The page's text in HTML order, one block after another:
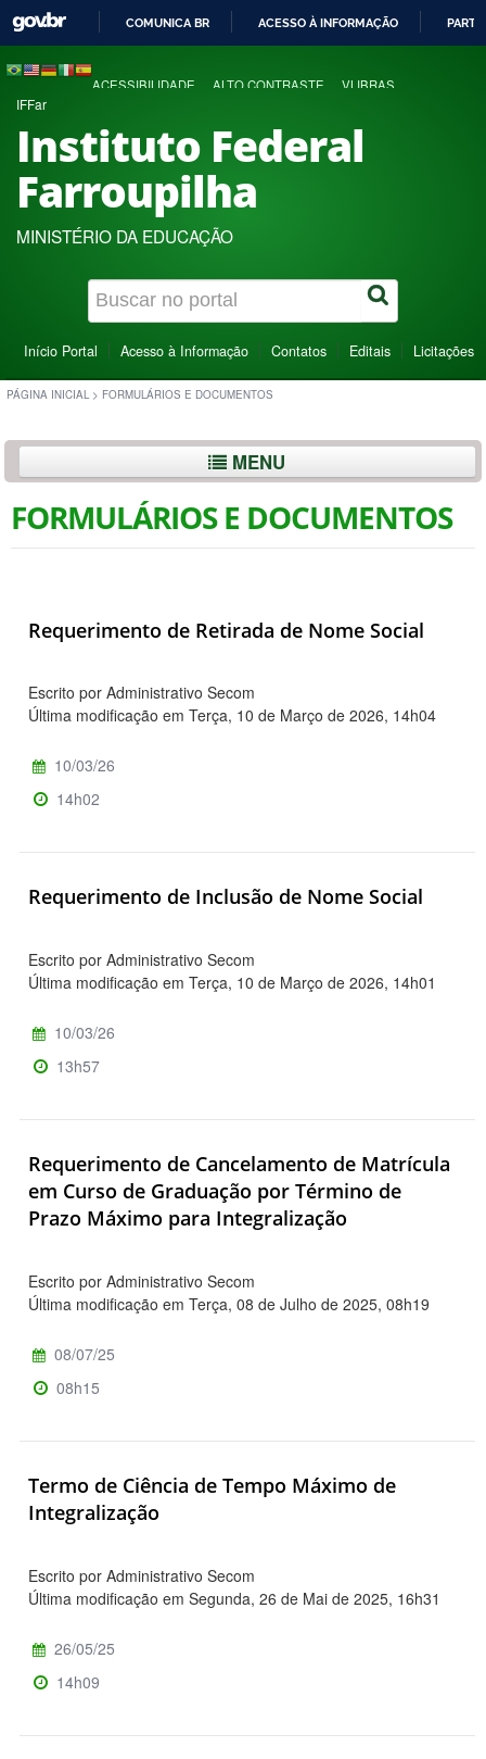
COMUNICA BR ACESSO À INFORMAÇÃO
ACESSIBILIDADE ALTO CONTRASTE VLIBRAS
IFFar
Instituto Federal
Farroupilha
MINISTÉRIO DA EDUCAÇÃO
Início Portal Acesso à Informação Contatos Editais Licitações
PÁGINA INICIAL > FORMULÁRIOS E DOCUMENTOS
MENU
FORMULÁRIOS E DOCUMENTOS
Requerimento de Retirada de Nome Social
Escrito por Administrativo Secom
Última modificação em Terça, 10 de Março de 2026, 14h04
10/03/26
14h02
Requerimento de Inclusão de Nome Social
Escrito por Administrativo Secom
Última modificação em Terça, 10 de Março de 2026, 14h01
10/03/26
13h57
Requerimento de Cancelamento de Matrícula
em Curso de Graduação por Término de
Prazo Máximo para Integralização
Escrito por Administrativo Secom
Última modificação em Terça, 08 de Julho de 2025, 08h19
08/07/25
08h15
Termo de Ciência de Tempo Máximo de
Integralização
Escrito por Administrativo Secom
Última modificação em Segunda, 26 de Mai de 2025, 16h31
26/05/25
14h09